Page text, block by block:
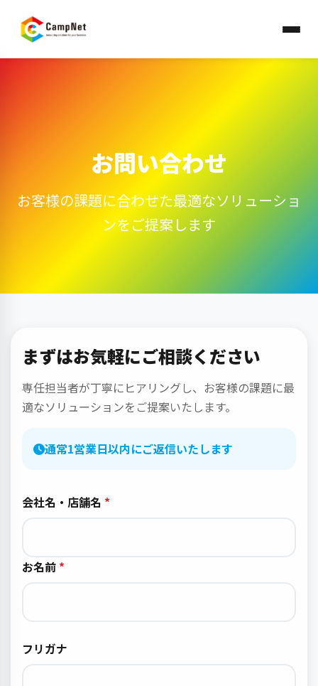
お問い合わせ
お客様の課題に合わせた最適なソリューショ
ンをご提案します
まずはお気軽にご相談ください
専任担当者が丁寧にヒアリングし、お客様の課題に最
適なソリューションをご提案いたします。
通常1営業日以内にご返信いたします
会社名・店舗名
お名前
フリガナ